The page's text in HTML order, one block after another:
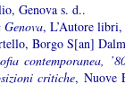
Genova s. d..
Genova, L’Autore
Borgo S[an]
contemporanea,
critiche, Nuove